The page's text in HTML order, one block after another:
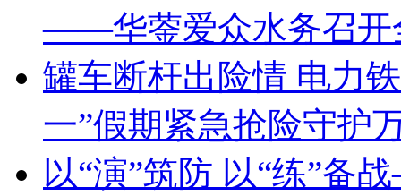
——华蓥爱众水务召开
罐车断杆出险情 电力
一”假期紧急抢险守护
以“演”筑防 以“练”备